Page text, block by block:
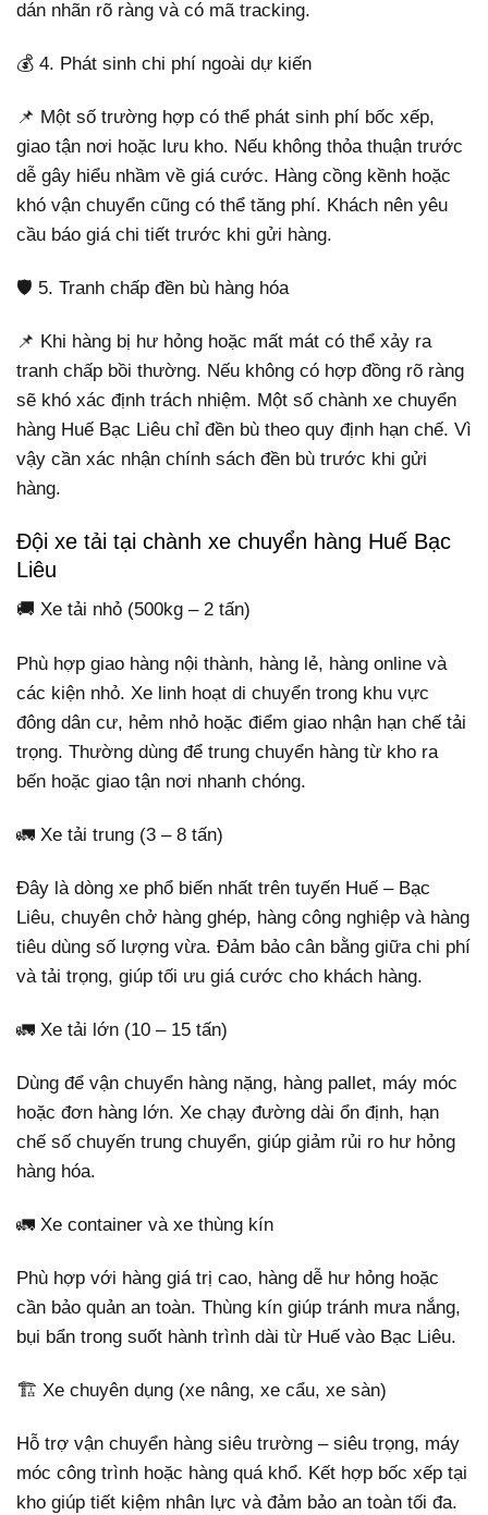
dán nhãn rõ ràng và có mã tracking.
💰 4. Phát sinh chi phí ngoài dự kiến
📌 Một số trường hợp có thể phát sinh phí bốc xếp,
giao tận nơi hoặc lưu kho. Nếu không thỏa thuận trước
dễ gây hiểu nhầm về giá cước. Hàng cồng kềnh hoặc
khó vận chuyển cũng có thể tăng phí. Khách nên yêu
cầu báo giá chi tiết trước khi gửi hàng.
🛡️ 5. Tranh chấp đền bù hàng hóa
📌 Khi hàng bị hư hỏng hoặc mất mát có thể xảy ra
tranh chấp bồi thường. Nếu không có hợp đồng rõ ràng
sẽ khó xác định trách nhiệm. Một số chành xe chuyển
hàng Huế Bạc Liêu chỉ đền bù theo quy định hạn chế. Vì
vậy cần xác nhận chính sách đền bù trước khi gửi
hàng.
Đội xe tải tại chành xe chuyển hàng Huế Bạc
Liêu
🚚 Xe tải nhỏ (500kg – 2 tấn)
Phù hợp giao hàng nội thành, hàng lẻ, hàng online và
các kiện nhỏ. Xe linh hoạt di chuyển trong khu vực
đông dân cư, hẻm nhỏ hoặc điểm giao nhận hạn chế tải
trọng. Thường dùng để trung chuyển hàng từ kho ra
bến hoặc giao tận nơi nhanh chóng.
🚛 Xe tải trung (3 – 8 tấn)
Đây là dòng xe phổ biến nhất trên tuyến Huế – Bạc
Liêu, chuyên chở hàng ghép, hàng công nghiệp và hàng
tiêu dùng số lượng vừa. Đảm bảo cân bằng giữa chi phí
và tải trọng, giúp tối ưu giá cước cho khách hàng.
🚛 Xe tải lớn (10 – 15 tấn)
Dùng để vận chuyển hàng nặng, hàng pallet, máy móc
hoặc đơn hàng lớn. Xe chạy đường dài ổn định, hạn
chế số chuyến trung chuyển, giúp giảm rủi ro hư hỏng
hàng hóa.
🚛 Xe container và xe thùng kín
Phù hợp với hàng giá trị cao, hàng dễ hư hỏng hoặc
cần bảo quản an toàn. Thùng kín giúp tránh mưa nắng,
bụi bẩn trong suốt hành trình dài từ Huế vào Bạc Liêu.
🏗️ Xe chuyên dụng (xe nâng, xe cẩu, xe sàn)
Hỗ trợ vận chuyển hàng siêu trường – siêu trọng, máy
móc công trình hoặc hàng quá khổ. Kết hợp bốc xếp tại
kho giúp tiết kiệm nhân lực và đảm bảo an toàn tối đa.